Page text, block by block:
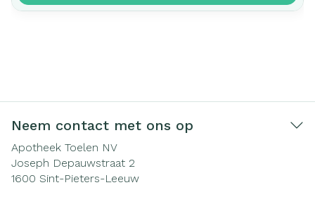
Neem contact met ons op
Apotheek Toelen NV
Joseph Depauwstraat 2
1600 Sint-Pieters-Leeuw